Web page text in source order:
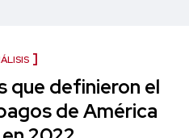
que definieron el
de América